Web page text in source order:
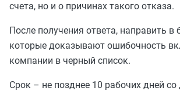
счета, но и о причинах такого отказа.
После получения ответа, направить
которые доказывают ошибочность
компании в черный список.
Срок – не позднее 10 рабочих дней со